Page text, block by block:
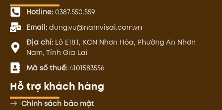
Hotline:0387.550.559
Email:dung.vu@namvisai.com.vn
Địa chỉ:Lô E18.1, KCN Nhơn Hòa, Phường An Nhơn
Nam, Tỉnh Gia Lai
Mã số thuế:4101583556
Hỗ trợ khách hàng
Chính sách bảo mật